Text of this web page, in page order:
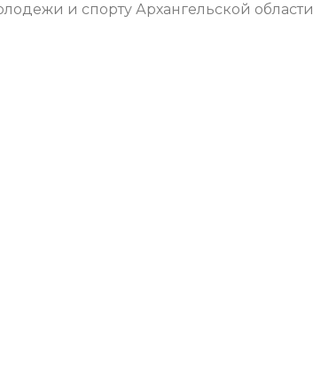
и спорту Архангельской области